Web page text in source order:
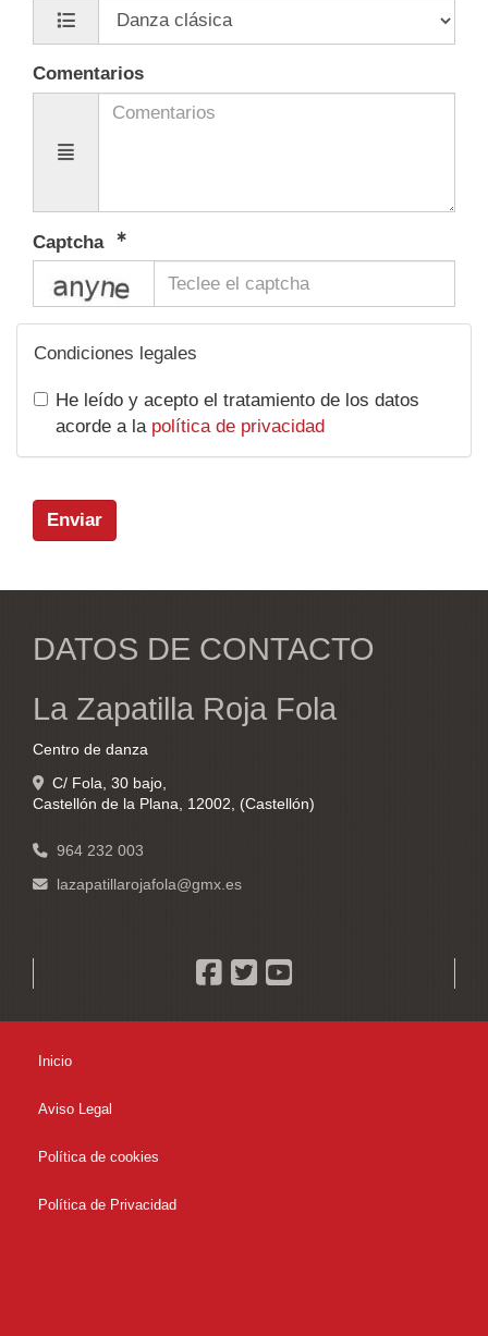
Comentarios
Captcha
captcha
Condiciones legales
He leído y acepto el tratamiento de los datos
acorde a la política de privacidad
Enviar
DATOS DE CONTACTO
La Zapatilla Roja Fola
Centro de danza
C/ Fola, 30 bajo,
Castellón de la Plana, 12002, (Castellón)
964 232 003
lazapatillarojafola gmx.es
Inicio
Aviso Legal
Política de cookies
Política de Privacidad